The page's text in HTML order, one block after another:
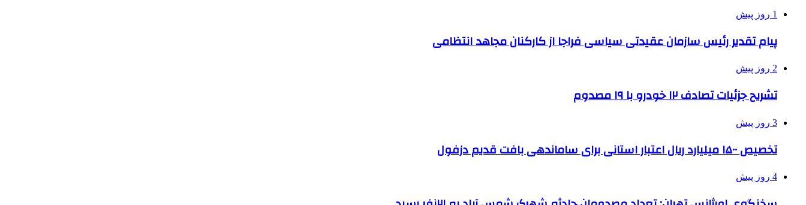
1 روز پیش
پیام تقدیر رئیس سازمان عقیدتی سیاسی فراجا از کارکنان مجاهد انتظامی
2 روز پیش
تشریح جزئیات تصادف ۱۲ خودرو با ۱۹ مصدوم
3 روز پیش
تخصیص ۱۵۰۰ میلیارد ریال اعتبار استانی برای ساماندهی بافت قدیم دزفول
4 روز پیش